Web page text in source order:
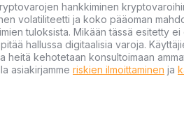
hankkiminen
volatiliteetti ja koko pääoman
tuloksista. Mikään tässä esitetty
hallussa digitaalisia varoja.
heitä kehotetaan konsultoimaan
asiakirjamme riskien ilmoittaminen ja